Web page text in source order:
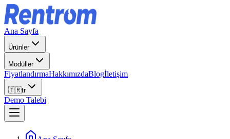
Ana Sayfa
Ürünler
Modüller
FiyatlandırmaHakkımızdaBlogİletişim
🇹🇷tr
Demo Talebi